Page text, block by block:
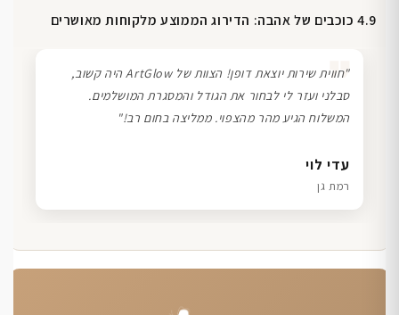
4.9 כוכבים של אהבה: הדירוג הממוצע מלקוחות מאושרים
שרון כהן
תל אביב
❞
"חווית שירות יוצאת דופן! הצוות של ArtGlow היה קשוב,
סבלני ועזר לי לבחור את הגודל והמסגרת המושלמים.
המשלוח הגיע מהר מהצפוי. ממליצה בחום רב!"
עדי לוי
רמת גן
דנה גל
חיפה
ליאת ויוסי מ.
הוד השרון